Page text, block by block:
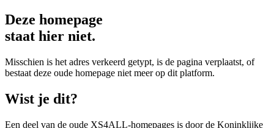
Deze homepage
staat hier niet.
Misschien is het adres verkeerd getypt, is de pagina verplaatst, of
bestaat deze oude homepage niet meer op dit platform.
Wist je dit?
Een deel van de oude XS4ALL-homepages is door de Koninklijke